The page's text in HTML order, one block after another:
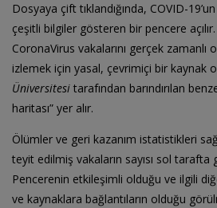
Dosyaya çift tıklandığında, COVID-
çeşitli bilgiler gösteren bir pencere
CoronaVirus vakalarını gerçek
izlemek için yasal, çevrimiçi bir kaynak
Üniversitesi tarafından barındırılan
haritası” yer alır.
Ölümler ve geri kazanım istatistikleri
teyit edilmiş vakaların sayısı sol
Pencerenin etkileşimli olduğu ve ilgili
ve kaynaklara bağlantıların olduğu